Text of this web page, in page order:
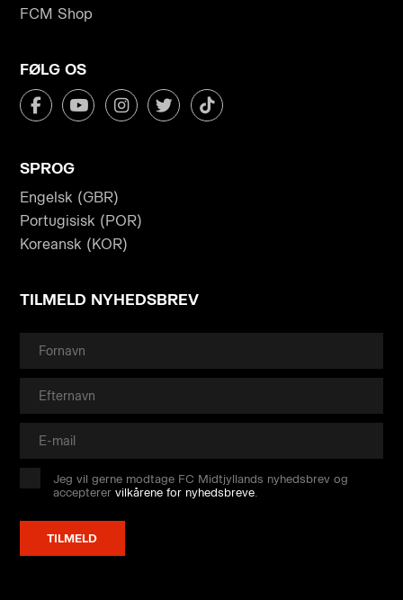
FCM Shop
FØLG OS
SPROG
Engelsk (GBR)
Portugisisk (POR)
Koreansk (KOR)
TILMELD NYHEDSBREV
Jeg vil gerne modtage FC Midtjyllands nyhedsbrev og
accepterervilkårene for nyhedsbreve